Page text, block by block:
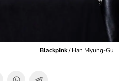
Blackpink/Han Myung-Gu